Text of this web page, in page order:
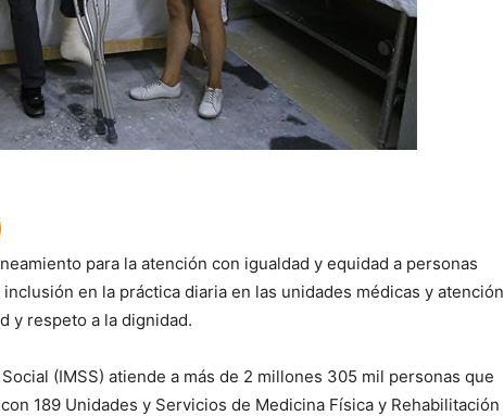
para la atención con igualdad y equidad a personas
en la práctica diaria en las unidades médicas y atención
y respeto a la dignidad.
(IMSS) atiende a más de 2 millones 305 mil personas que
189 Unidades y Servicios de Medicina Física y Rehabilitación